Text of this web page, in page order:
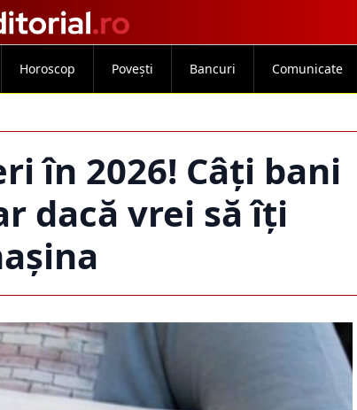
Horoscop Povești Bancuri Comunicate
în 2026! Câți bani
dacă vrei să îți